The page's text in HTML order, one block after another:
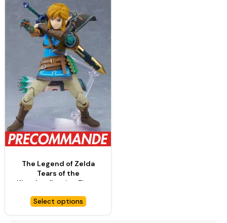
The Legend of Zelda
Tears of the
Kingdomfigurine Figma
Kingdom Ver. DX Edition
Select options